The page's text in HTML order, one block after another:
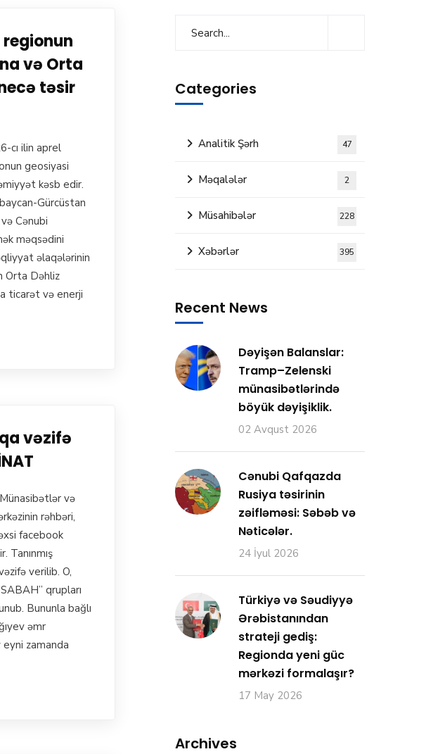
və Orta
təsir
cı ilin aprel
geosiyasi
kəsb edir.
Gürcüstan
Cənubi
məqsədini
əlaqələrinin
Orta Dəhliz
ticarət və enerji
vəzifə
və
rəhbəri,
facebook
Tanınmış
verilib. O,
qrupları
Bununla bağlı
əmr
zamanda
Categories
Analitik Şərh 47
Məqalələr 2
Müsahibələr 228
Xəbərlər 395
Recent News
Dəyişən Balanslar:
Tramp–Zelenski
münasibətlərində
böyük dəyişiklik.
02 Avqust 2026
Cənubi Qafqazda
Rusiya təsirinin
zəifləməsi: Səbəb və
Nəticələr.
24 İyul 2026
Türkiyə və Səudiyyə
Ərəbistanından
strateji gediş:
Regionda yeni güc
mərkəzi formalaşır?
17 May 2026
Archives